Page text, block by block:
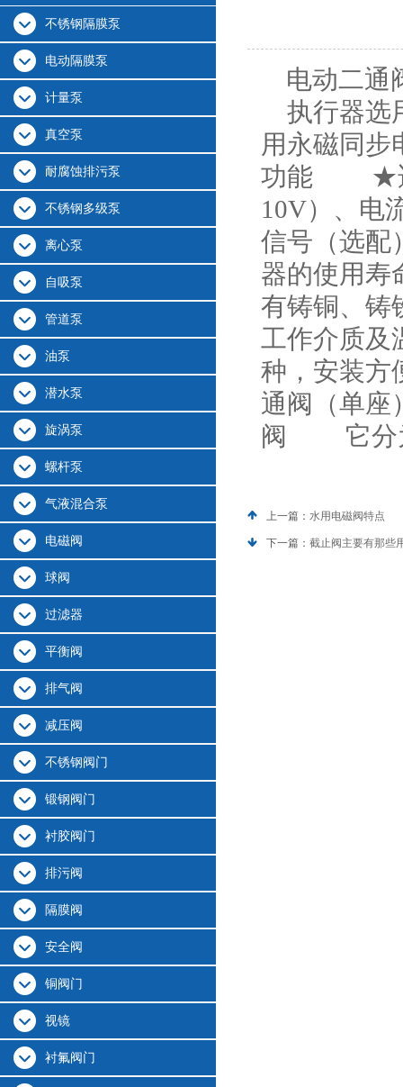
不锈钢隔膜泵
电动隔膜泵
计量泵
真空泵
耐腐蚀排污泵
不锈钢多级泵
离心泵
自吸泵
管道泵
油泵
潜水泵
旋涡泵
螺杆泵
气液混合泵
电磁阀
球阀
过滤器
平衡阀
排气阀
减压阀
不锈钢阀门
锻钢阀门
衬胶阀门
排污阀
隔膜阀
安全阀
铜阀门
视镜
衬氟阀门
电动二通
执行器选
用永磁同步
功能 ★适
10V）、
信号（选
器的使用
有铸铜、铸
工作介质
种，安装
通阀（单座
阀 它分为
上一篇： 水用电磁阀特点
下一篇： 截止阀主要有那些